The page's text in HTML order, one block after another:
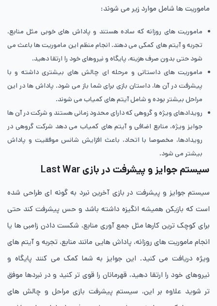
ماموریت ها شامل موارد زیر می شوند:
ماموریت های روزانه که ساده هستند و پاداش های خوبی مثل منابع،
تجربه و آیتم های کمکی می دهند. انجام منظم این ماموریت ها باعث می
شود حتی بدون صرف هزینه، پایگاه و نیروهای خود را ارتقا دهید.
ماموریت های داستانی و مرحله ای چالش های بیشتری داشته و با
پیشرفت در آن ها، داستان بازی برای شما باز می شود. پاداش ها در این
مراحل بیشتر بوده و شامل آیتم های کمیاب می شوند.
رویدادهای ویژه و گروهی که دارای محدود زمانی هستند و شرکت در آن ها
جوایز ویژه، منابع اضافی و آیتم های کمیاب می دهد شرکت گروهی در
رویدادها، مخصوصا با اتحاد، باعث افزایش شانس موفقیت و پاداش
بیشتر می شود.
سیستم جوایز و پیشرفت در بازی Last War
سیستم جوایز و پیشرفت در بازی آخرین نبرد به گونه ای طراحی شده
است که بازیکن همیشه انگیزه داشته باشد و حس پیشرفت کند حتی
برای کوچک ترین کارها مثل جمع آوری منابع، شکست دادن زامبی ها یا
انجام ماموریت های روزانه، پاداش هایی مانند منابع، تجربه و آیتم های
ویژه دریافت می کنید. این جوایز به شما کمک می کنند پایگاه و
نیروهای خود را ارتقا دهید، قهرمانان را قوی تر کنید و در نبردها موفق
تر شوید علاوه بر این، سیستم پیشرفت بازی مراحل و چالش های